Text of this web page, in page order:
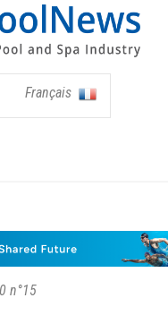
Français
n°15